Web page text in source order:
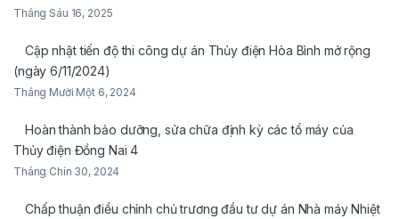
Tháng Sáu 16, 2025
Cập nhật tiến độ thi công dự án Thủy điện Hòa Bình mở rộng
(ngày 6/11/2024)
Tháng Mười Một 6, 2024
Hoàn thành bảo dưỡng, sửa chữa định kỳ các tổ máy của
Thủy điện Đồng Nai 4
Tháng Chín 30, 2024
Chấp thuận điều chỉnh chủ trương đầu tư dự án Nhà máy Nhiệt